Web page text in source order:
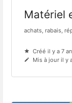
Matériel
achats, rabais,
Créé il y a 7
Mis à jour il y